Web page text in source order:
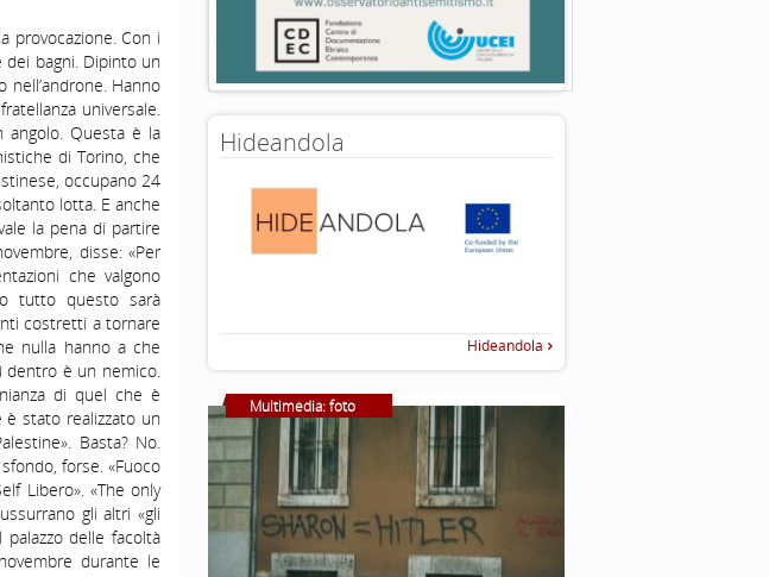
provocazione. Con i
bagni. Dipinto un
Hanno
universale.
angolo. Questa è la
di Torino, che
occupano 24
lotta. E anche
la pena di partire
disse: «Per
che valgono
tutto questo sarà
costretti a tornare
nulla hanno a che
dentro è un nemico.
di quel che è
è stato realizzato un
Basta? No.
forse. «Fuoco
Libero». «The only
gli altri «gli
delle facoltà
durante le
Hideandola
Hideandola
Multimedia: foto